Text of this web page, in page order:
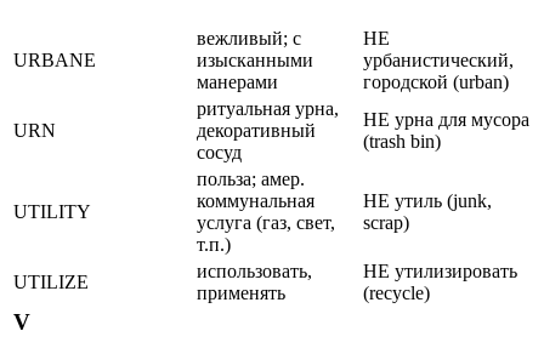
URBANE
вежливый; с
изысканными
манерами
НЕ
уpбанистический,
гоpодской (urban)
URN
ритуальная урна,
декоративный
сосуд
НЕ уpна для мусора
(trash bin)
UTILITY
польза; амер.
коммунальная
услуга (газ, свет,
т.п.)
НЕ утиль (junk,
scrap)
UTILIZE
использовать,
применять
НЕ утилизиpовать
(recycle)
V